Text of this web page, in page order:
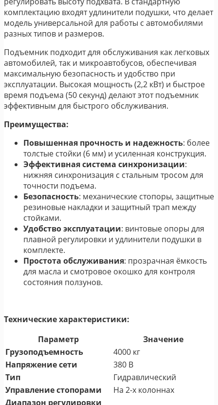
комплектацию входят удлинители подушки, что делает
модель универсальной для работы с автомобилями
разных типов и размеров.
Подъемник подходит для обслуживания как легковых
автомобилей, так и микроавтобусов, обеспечивая
максимальную безопасность и удобство при
эксплуатации. Высокая мощность (2,2 кВт) и быстрое
время подъема (50 секунд) делают этот подъемник
эффективным для быстрого обслуживания.
Преимущества:
Повышенная прочность и надежность: более
толстые стойки (6 мм) и усиленная конструкция.
Эффективная система синхронизации:
нижняя синхронизация с стальным тросом для
точности подъема.
Безопасность: механические стопоры, защитные
резиновые накладки и защитный трап между
стойками.
Удобство эксплуатации: винтовые опоры для
плавной регулировки и удлинители подушки в
комплекте.
Простота обслуживания: прозрачная ёмкость
для масла и смотровое окошко для контроля
состояния ползунов.
Технические характеристики:
Параметр
Значение
Грузоподъемность
4000 кг
Напряжение сети
380 В
Тип
Гидравлический
Управление стопорами
На 2-х колоннах
Диапазон регулировки